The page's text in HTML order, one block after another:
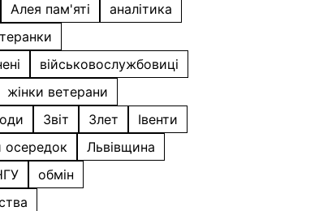
Алея пам'яті
аналітика
військовослужбовиці
жінки ветерани
Звіт Злет
Івенти
осередок
Львівщина
обмін